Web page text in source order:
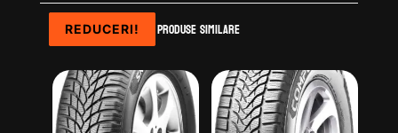
Produse similare
REDUCERI!
REDUCERI!
REDUCERI!
REDUCERI!